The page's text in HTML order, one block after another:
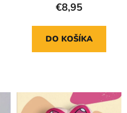
€8,95
DO KOŠÍKA